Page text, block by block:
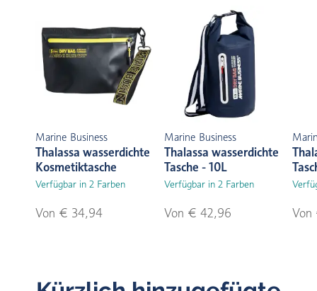
Marine Business
Thalassa wasserdichte
Kosmetiktasche
Verfügbar in 2 Farben
Von € 34,94
Marine Business
Thalassa wasserdichte
Tasche - 10L
Verfügbar in 2 Farben
Von € 42,96 Von